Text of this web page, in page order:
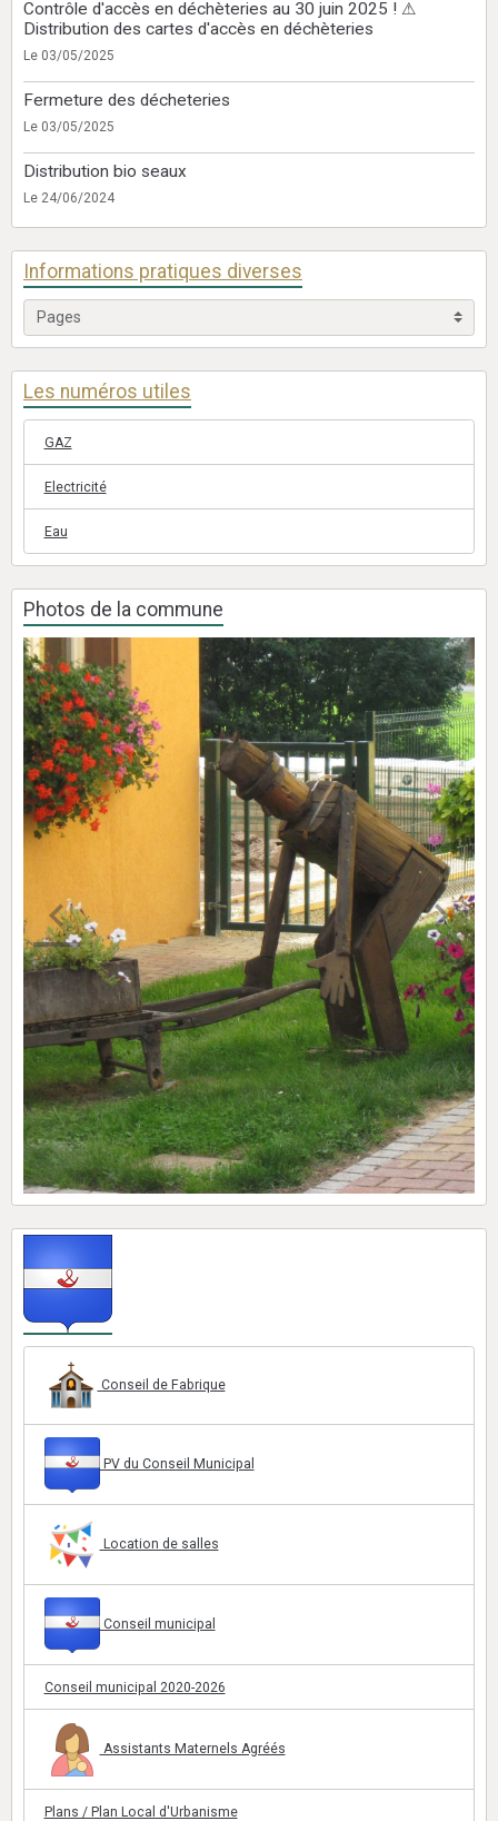
Contrôle d'accès en déchèteries au 30 juin 2025 ! ⚠
Distribution des cartes d'accès en déchèteries
Le 03/05/2025
Fermeture des décheteries
Le 03/05/2025
Distribution bio seaux
Le 24/06/2024
Informations pratiques diverses
Les numéros utiles
GAZ
Electricité
Eau
Photos de la commune
Conseil de Fabrique
PV du Conseil Municipal
Location de salles
Conseil municipal
Conseil municipal 2020-2026
Assistants Maternels Agréés
Plans / Plan Local d'Urbanisme